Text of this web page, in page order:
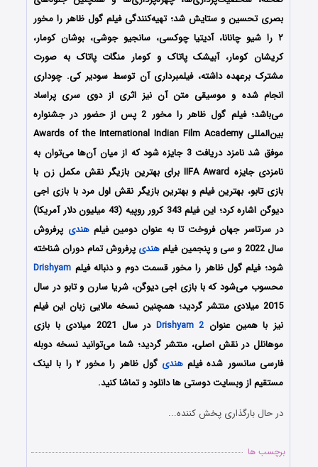
بصری تحسین و ستایش شد؛ تهیه‌کنندگی فیلم گول ظاهر را مخور
۲ را شیو چانانا، آدیتیا چوکسی، سانجیو جوشی، بوشان کومار،
کریشان کومار، آبیشک پاتاک و کومار منگات پاتاک به صورت
مشترک برعهده داشته، فیلمبرداری آن توسط سودیر کی. چوداری
انجام شده و موسیقی متن آن نیز اثری از دوی سری پراساد
می‌باشد؛ فیلم گول ظاهر را مخور 2 پس از حضور در جشنواره‌
بین‌المللی Awards of the International Indian Film Academy
موفق شد نامزد دریافت 3 جایزه شود که از میان آن‌ها می‌توان به
نامزدی جایزه IIFA Award برای بهترین بازیگر نقش مکمل زن با
بازی تابو، بهترین فیلم و بهترین بازیگر نقش اول مرد با بازی اجی
دیوگن اشاره کرد؛ این فیلم 343 کرور روپیه (43 میلیون دلار آمریکا)
در سرتاسر جهان فروخت تا به عنوان دومین فیلمهندی پرفروش
سال 2022 و سی و پنجمین فیلم
هندی پرفروش تمام دوران شناخته
شود؛ فیلم گول ظاهر را مخور قسمت دوم و دنباله فیلم Drishyam
محسوب می‌شود که با بازی اجی دیوگن، شریا سارن و تابو در سال
2015 میلادی منتشر گردید؛ همچنین نسخه مالایی زبان این فیلم
نیز با همین عنوان Drishyam 2
در سال 2021 میلادی با بازی
موهانلل در نقش اصلی، منتشر گردید؛ شما می‌توانید نسخه دوبله
فارسی سانسور شده فیلمهندی
گول ظاهر را مخور ۲ را با ‌لینک
مستقیم از وبسایت دوستی ها دانلود و تماشا کنید.
در حال بارگذاری پخش کننده...
برچسب ها